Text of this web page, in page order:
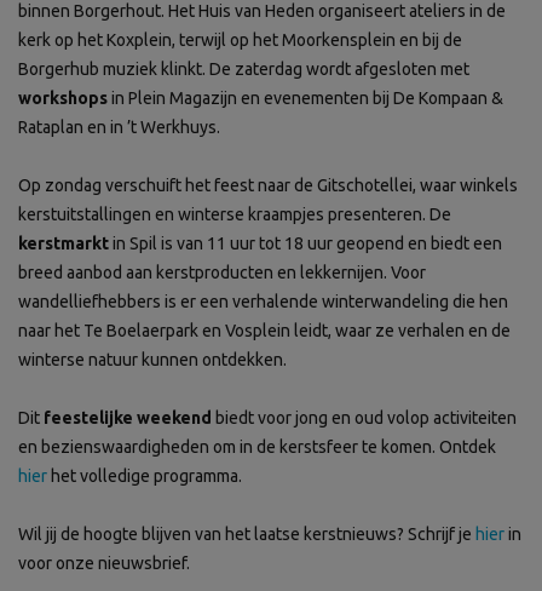
binnen Borgerhout. Het Huis van Heden organiseert ateliers in de
kerk op het Koxplein, terwijl op het Moorkensplein en bij de
Borgerhub muziek klinkt. De zaterdag wordt afgesloten met
workshopsin Plein Magazijn en evenementen bij De Kompaan &
Rataplan en in ’t Werkhuys.
Op zondag verschuift het feest naar de Gitschotellei, waar winkels
kerstuitstallingen en winterse kraampjes presenteren. De
kerstmarktin Spil is van 11 uur tot 18 uur geopend en biedt een
breed aanbod aan kerstproducten en lekkernijen. Voor
wandelliefhebbers is er een verhalende winterwandeling die hen
naar het Te Boelaerpark en Vosplein leidt, waar ze verhalen en de
winterse natuur kunnen ontdekken.
Dit feestelijke weekend biedt voor jong en oud volop activiteiten
en bezienswaardigheden om in de kerstsfeer te komen. Ontdek
hier het volledige programma.
Wil jij de hoogte blijven van het laatse kerstnieuws? Schrijf je hierin
voor onze nieuwsbrief.